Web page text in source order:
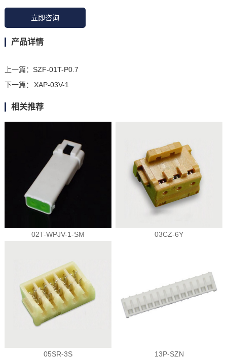
立即咨询
产品详情
上一篇： SZF-01T-P0.7
下一篇：
XAP-03V-1
相关推荐
02T-WPJV-1-SM 03CZ-6Y
05SR-3S 13P-SZN